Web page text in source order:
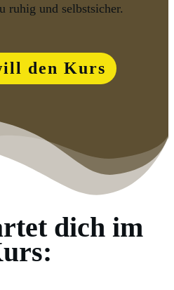
ruhig und selbstsicher.
den Kurs
dich im